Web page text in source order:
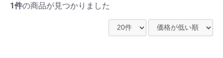
1件の商品が見つかりました